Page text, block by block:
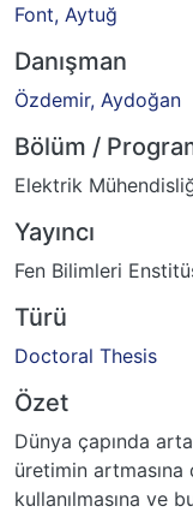
Font, Aytuğ
Danışman
Özdemir, Aydoğan
Bölüm /
Elektrik
Yayıncı
Fen Bilimleri
Türü
Doctoral Thesis
Özet
Dünya çapında
üretimin
kullanılmasına ve